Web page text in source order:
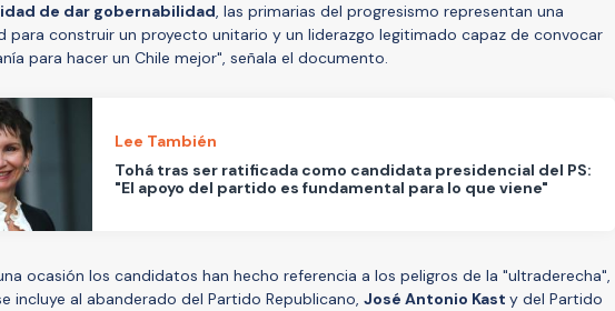
de dar gobernabilidad, las primarias del progresismo representan una
para construir un proyecto unitario y un liderazgo legitimado capaz de convocar
para hacer un Chile mejor", señala el documento.
Lee También
Tohá tras ser ratificada como candidata presidencial del PS:
"El apoyo del partido es fundamental para lo que viene"
ocasión los candidatos han hecho referencia a los peligros de la "ultraderecha",
incluye al abanderado del Partido Republicano, José Antonio Kast y del Partido